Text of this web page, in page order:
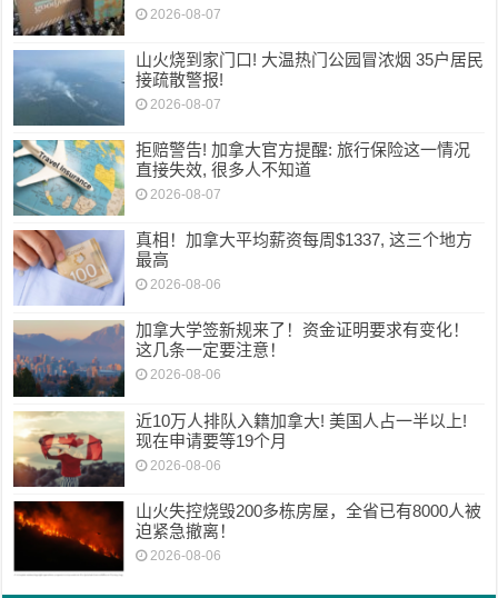
2026-08-07
山火烧到家门口! 大温热门公园冒浓烟 35户居民
接疏散警报!
2026-08-07
拒赔警告! 加拿大官方提醒: 旅行保险这一情况
直接失效, 很多人不知道
2026-08-07
真相！加拿大平均薪资每周$1337, 这三个地方
最高
2026-08-06
加拿大学签新规来了！资金证明要求有变化！
这几条一定要注意！
2026-08-06
近10万人排队入籍加拿大! 美国人占一半以上!
现在申请要等19个月
2026-08-06
山火失控烧毁200多栋房屋，全省已有8000人被
迫紧急撤离！
2026-08-06